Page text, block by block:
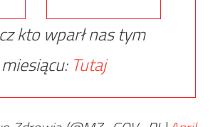
kto wparł nas tym
miesiącu: Tutaj